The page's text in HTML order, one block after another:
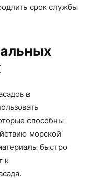
срок службы
в
способны
морской
быстро
к